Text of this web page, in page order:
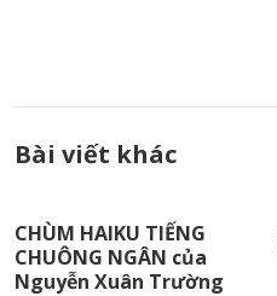
Bài viết khác
CHÙM HAIKU TIẾNG
CHUÔNG NGÂN của
Nguyễn Xuân Trường